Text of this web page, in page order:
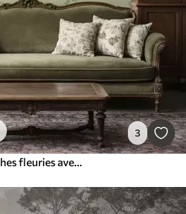
3
Peintures murales Branches fleuries avec des oiseaux sur fond vert clair